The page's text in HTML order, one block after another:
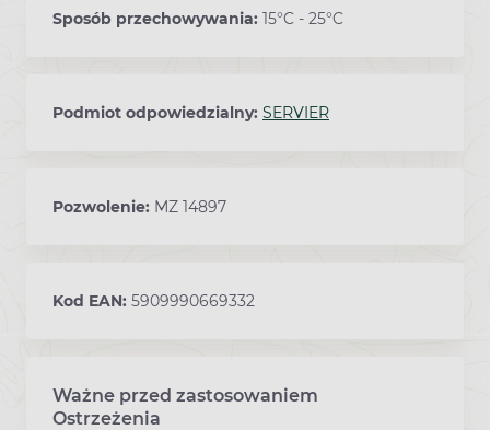
Sposób przechowywania: 15°C - 25°C
Podmiot odpowiedzialny: SERVIER
Pozwolenie: MZ 14897
Kod EAN: 5909990669332
Ważne przed zastosowaniem
Ostrzeżenia